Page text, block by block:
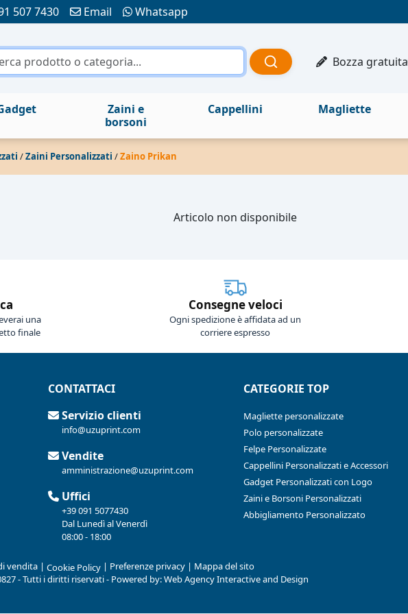
507 7430 Email Whatsapp
Bozza gratuita
Zaini e
borsoni
Cappellini Magliette
/Zaini Personalizzati /Zaino Prikan
Articolo non disponibile
una
finale
Consegne veloci
Ogni spedizione è affidata ad un
corriere espresso
CONTATTACI
Servizio clienti
info@uzuprint.com
Vendite
amministrazione@uzuprint.com
Uffici
+39 091 5077430
Dal Lunedì al Venerdì
08:00 - 18:00
CATEGORIE TOP
Magliette personalizzate
Polo personalizzate
Felpe Personalizzate
Cappellini Personalizzati e Accessori
Gadget Personalizzati con Logo
Zaini e Borsoni Personalizzati
Abbigliamento Personalizzato
vendita | Cookie Policy | Preferenze privacy | Mappa del sito
- Tutti i diritti riservati - Powered by:Web Agency Interactive and Design